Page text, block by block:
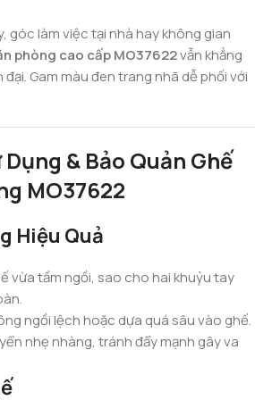
góc làm việc tại nhà hay không gian
phòng cao cấp MO37622vẫn khẳng
Gam màu đen trang nhã dễ phối với
& Bảo Quản Ghế
MO37622
Hiệu Quả
vừa tầm ngồi, sao cho hai khuỷu tay
ngồi lệch hoặc dựa quá sâu vào ghế.
nhẹ nhàng, tránh đẩy mạnh gây va